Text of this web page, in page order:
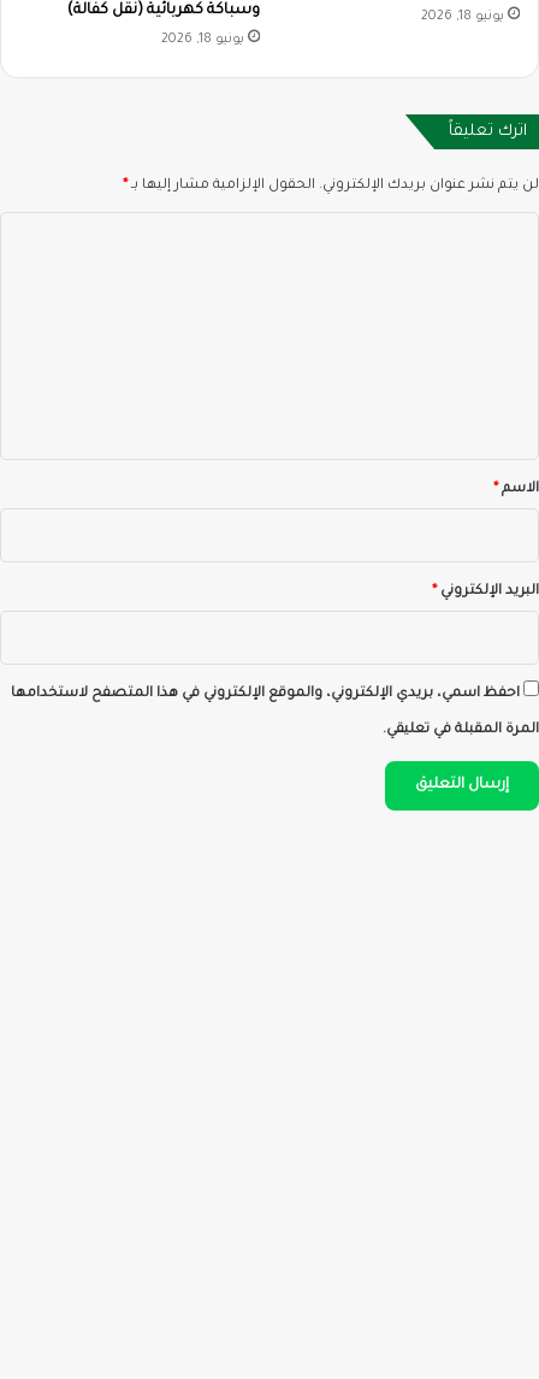
يونيو 18, 2026
وسباكة كهربائية (نقل كفالة)
يونيو 18, 2026
اترك تعليقاً
لن يتم نشر عنوان بريدك الإلكتروني. الحقول الإلزامية مشار إليها بـ*
*الاسم*
البريد الإلكتروني*
احفظ اسمي، بريدي الإلكتروني، والموقع الإلكتروني في هذا المتصفح لاستخدامها
المرة المقبلة في تعليقي.